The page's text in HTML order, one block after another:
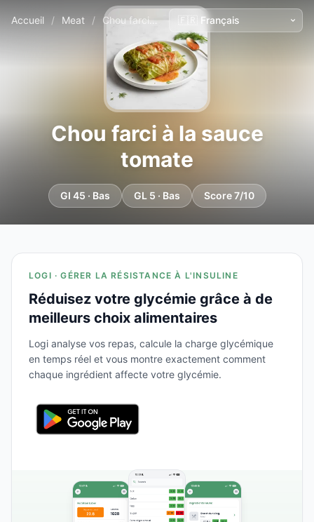
Accueil / Meat / Chou farci à la sauce tomate
Chou farci à la sauce
tomate
GI 45 · Bas GL 5 · Bas Score 7/10
LOGI · GÉRER LA RÉSISTANCE À L'INSULINE
Réduisez votre glycémie grâce à de
meilleurs choix alimentaires
Logi analyse vos repas, calcule la charge glycémique
en temps réel et vous montre exactement comment
chaque ingrédient affecte votre glycémie.